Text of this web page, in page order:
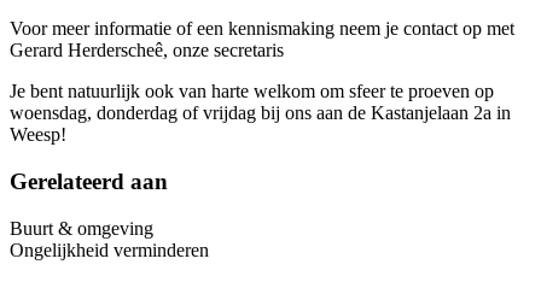
Voor meer informatie of een kennismaking neem je contact op met
Gerard Herderscheê, onze secretaris
Je bent natuurlijk ook van harte welkom om sfeer te proeven op
woensdag, donderdag of vrijdag bij ons aan de Kastanjelaan 2a in
Weesp!
Gerelateerd aan
Buurt & omgeving
Ongelijkheid verminderen